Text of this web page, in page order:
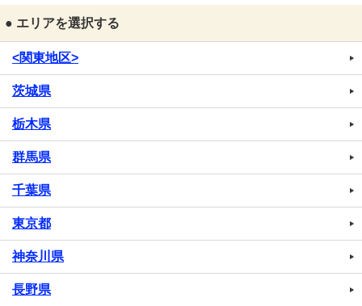
● エリアを選択する
<関東地区>
茨城県
栃木県
群馬県
千葉県
東京都
神奈川県
長野県